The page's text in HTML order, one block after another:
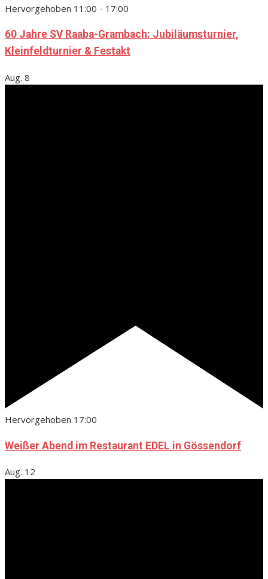
Hervorgehoben 11:00 - 17:00
60 Jahre SV Raaba-Grambach: Jubiläumsturnier,
Kleinfeldturnier & Festakt
Aug. 8
Hervorgehoben 17:00
Weißer Abend im Restaurant EDEL in Gössendorf
Aug. 12